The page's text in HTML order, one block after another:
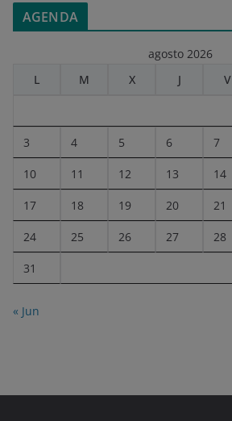
AGENDA
agosto 2026
L
M X J V
3 4 5 6 7
10 11 12 13 14
17 18 19 20 21
24 25 26 27 28
31
« Jun